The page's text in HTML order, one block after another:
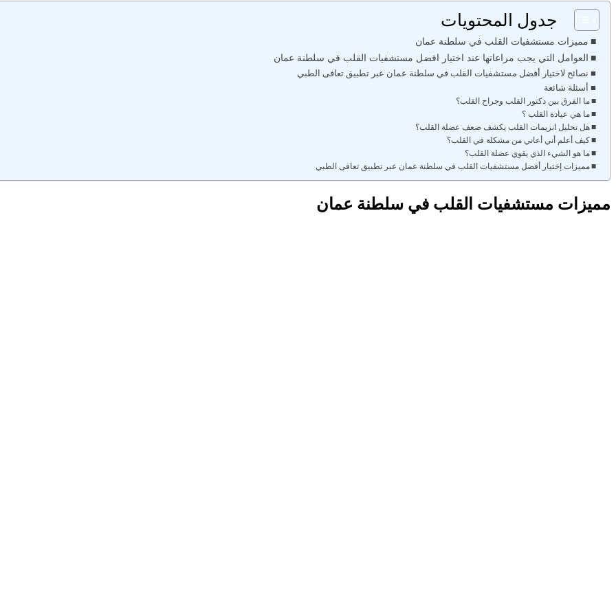
جدول المحتويات
مميزات مستشفيات القلب في سلطنة عمان
العوامل التي يجب مراعاتها عند اختيار افضل مستشفيات القلب في سلطنة عمان
نصائح لاختيار أفضل مستشفيات القلب في سلطنة عمان عبر تطبيق تعافى الطبي
أسئلة شائعة
ما الفرق بين دكتور القلب وجراح القلب؟
ما هي عيادة القلب ؟
هل تحليل انزيمات القلب يكشف ضعف عضلة القلب؟
كيف أعلم أني أعاني من مشكلة في القلب؟
ما هو الشيء الذي يقوي عضلة القلب؟
مميزات إختيار أفضل مستشفيات القلب في سلطنة عمان عبر تطبيق تعافى الطبي
مميزات مستشفيات القلب في سلطنة عمان